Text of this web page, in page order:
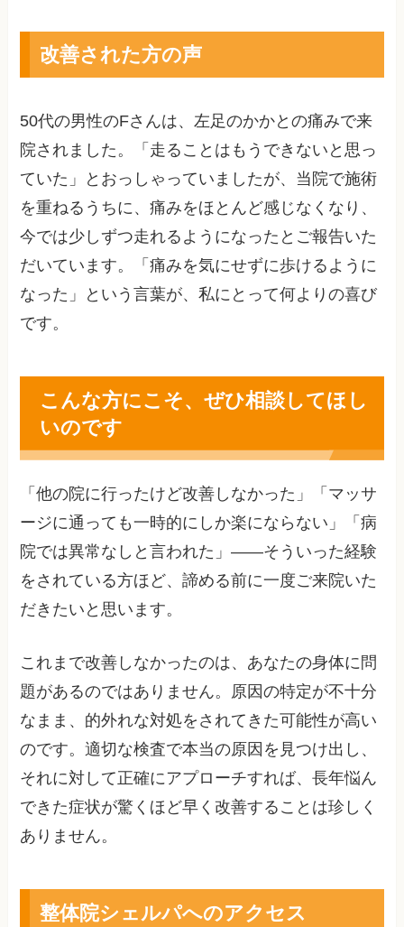
改善された方の声
50代の男性のFさんは、左足のかかとの痛みで来
院されました。「走ることはもうできないと思っ
ていた」とおっしゃっていましたが、当院で施術
を重ねるうちに、痛みをほとんど感じなくなり、
今では少しずつ走れるようになったとご報告いた
だいています。「痛みを気にせずに歩けるように
なった」という言葉が、私にとって何よりの喜び
です。
こんな方にこそ、ぜひ相談してほし
いのです
「他の院に行ったけど改善しなかった」「マッサ
ージに通っても一時的にしか楽にならない」「病
院では異常なしと言われた」――そういった経験
をされている方ほど、諦める前に一度ご来院いた
だきたいと思います。
これまで改善しなかったのは、あなたの身体に問
題があるのではありません。原因の特定が不十分
なまま、的外れな対処をされてきた可能性が高い
のです。適切な検査で本当の原因を見つけ出し、
それに対して正確にアプローチすれば、長年悩ん
できた症状が驚くほど早く改善することは珍しく
ありません。
整体院シェルパへのアクセス